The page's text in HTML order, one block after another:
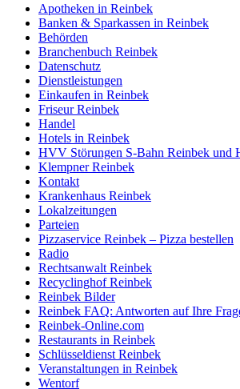
Apotheken in Reinbek
Banken & Sparkassen in Reinbek
Behörden
Branchenbuch Reinbek
Datenschutz
Dienstleistungen
Einkaufen in Reinbek
Friseur Reinbek
Handel
Hotels in Reinbek
HVV Störungen S-Bahn Reinbek und
Klempner Reinbek
Kontakt
Krankenhaus Reinbek
Lokalzeitungen
Parteien
Pizzaservice Reinbek – Pizza bestellen
Radio
Rechtsanwalt Reinbek
Recyclinghof Reinbek
Reinbek Bilder
Reinbek FAQ: Antworten auf Ihre
Reinbek-Online.com
Restaurants in Reinbek
Schlüsseldienst Reinbek
Veranstaltungen in Reinbek
Wentorf